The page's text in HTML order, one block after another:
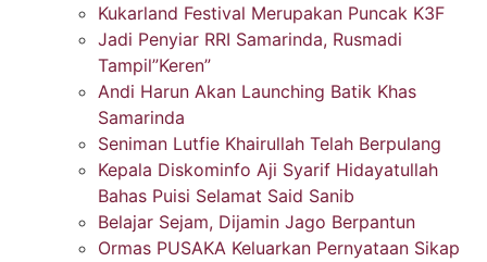
Kukarland Festival Merupakan Puncak K3F
Jadi Penyiar RRI Samarinda, Rusmadi
Tampil”Keren”
Andi Harun Akan Launching Batik Khas
Samarinda
Seniman Lutfie Khairullah Telah Berpulang
Kepala Diskominfo Aji Syarif Hidayatullah
Bahas Puisi Selamat Said Sanib
Belajar Sejam, Dijamin Jago Berpantun
Ormas PUSAKA Keluarkan Pernyataan Sikap